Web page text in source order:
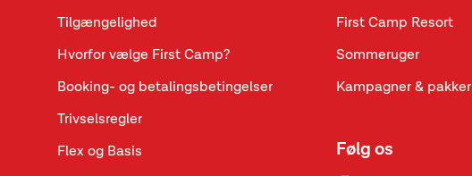
Tilgængelighed
Hvorfor vælge First Camp?
Booking- og betalingsbetingelser
Trivselsregler
Flex og Basis
First Camp Resort
Sommeruger
Kampagner & pakker
Følg os